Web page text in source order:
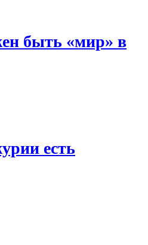
быть «мир» в
есть